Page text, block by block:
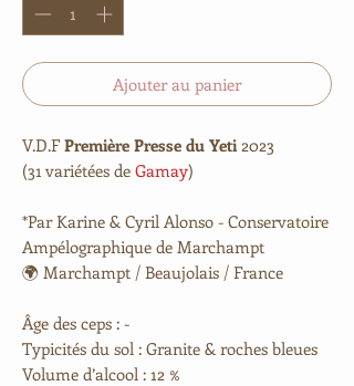
Ajouter au panier
V.D.FPremière Presse du Yeti 2023
(31 variétées de Gamay)
*Par Karine & Cyril Alonso - Conservatoire
Ampélographique de Marchampt
🌍 Marchampt / Beaujolais / France
Âge des ceps : -
Typicités du sol : Granite & roches bleues
Volume d’alcool : 12 %